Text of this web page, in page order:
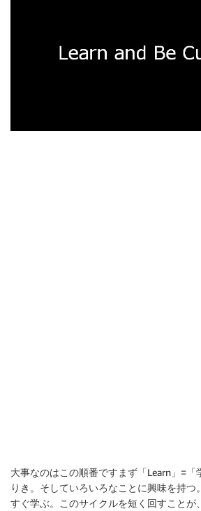
大事なのはこの順番ですまず「Learn」=「
りき。そしていろいろなことに興味を持つ
すぐ学ぶ。このサイクルを短く回すことが